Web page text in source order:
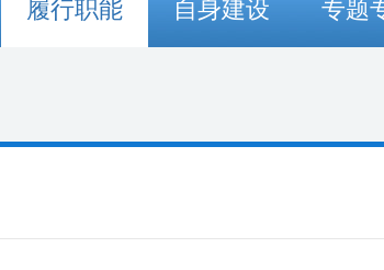
履行职能 自身建设 专题